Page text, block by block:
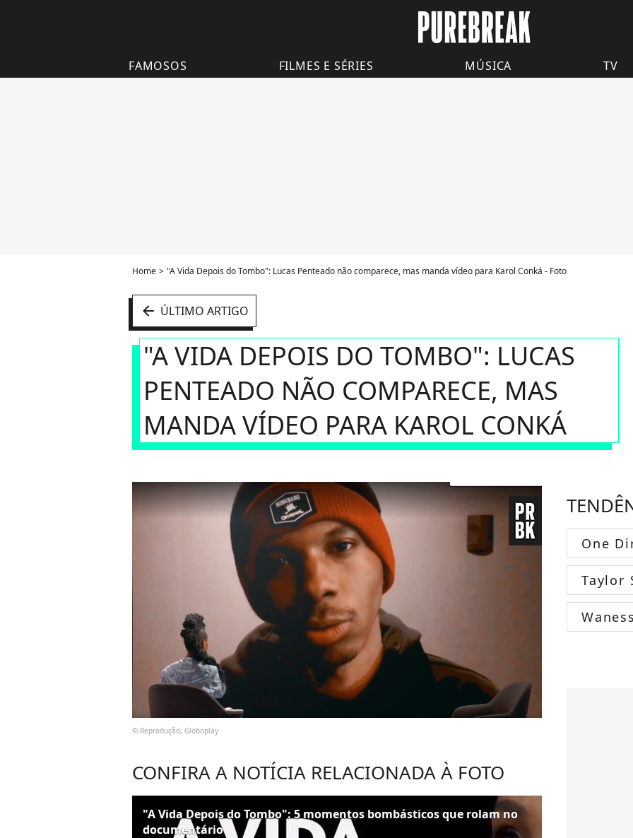
FAMOSOS FILMES E SÉRIES MÚSICA TV
Home "A Vida Depois do Tombo": Lucas Penteado não comparece, mas manda vídeo para Karol Conká - Foto
arrow_left ÚLTIMO ARTIGO
"A VIDA DEPOIS DO TOMBO": LUCAS
PENTEADO NÃO COMPARECE, MAS
MANDA VÍDEO PARA KAROL CONKÁ
© Reprodução, Globoplay
CONFIRA A NOTÍCIA RELACIONADA À FOTO
"A Vida Depois do Tombo": 5 momentos bombásticos que rolam no
documentário
One
Taylor